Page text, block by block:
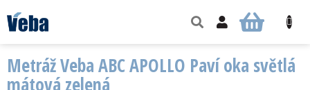
na
obsah
NÁKUPNÍ
Metráž Veba ABC APOLLO Paví oka světlá
mátová zelená